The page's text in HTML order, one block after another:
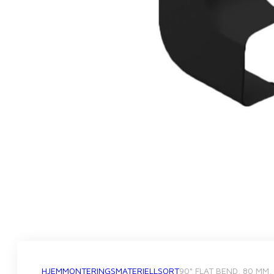
HJEMMONTERINGSMATERIELL SORT90° FLAT BEND, 80 MM,